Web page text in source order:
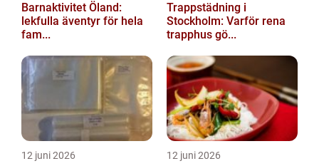
Barnaktivitet Öland:
lekfulla äventyr för hela
fam...
Trappstädning i
Stockholm: Varför rena
trapphus gö...
12 juni 2026 12 juni 2026